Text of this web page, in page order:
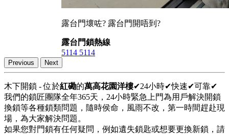
露台門壞咗? 露台門開唔到?
露台門鎖熱線
5114 5114
Previous Next
木下開鎖 - 位於紅磡的萬高花園洋樓✔24小時✔快速✔可靠✔
我們的鎖匠團隊全年365天，24小時緊急上門為用戶解決開鎖
換鎖等各種鎖類問題，隨時侯命，風雨不改，第一時間趕赴現
場，為大家解決問題。
如果您對門鎖有任何疑問，例如遺失鎖匙或想要更換新鎖，請